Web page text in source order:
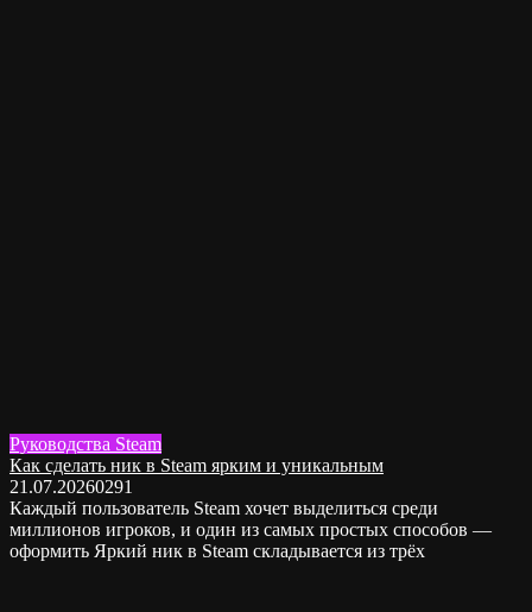
Руководства Steam
Как сделать ник в Steam ярким и уникальным
21.07.20260291
Каждый пользователь Steam хочет выделиться среди
миллионов игроков, и один из самых простых способов —
оформить Яркий ник в Steam складывается из трёх